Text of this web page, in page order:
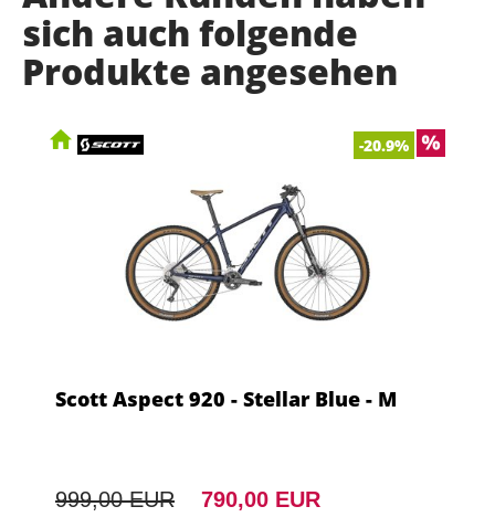
sich auch folgende
Produkte angesehen
-20.9%
Scott Aspect 920 - Stellar Blue - M
999,00 EUR 790,00 EUR